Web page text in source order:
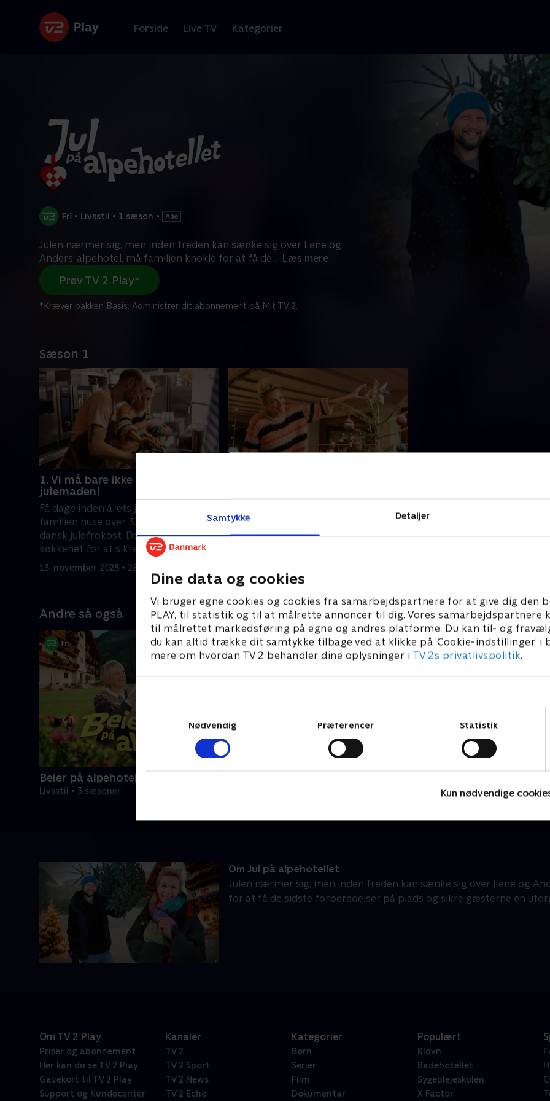
Samtykke Detaljer
Dine data og cookies
Vi bruger egne cookies og cookies fra samarbejdspartnere for at give dig den
PLAY, til statistik og til at målrette annoncer til dig. Vores samarbejdspartnere
til målrettet markedsføring på egne og andres platforme. Du kan til- og
du kan altid trække dit samtykke tilbage ved at klikke på ’Cookie-indstillinger’ i
mere om hvordan TV 2 behandler dine oplysninger i TV 2s privatlivspolitik.
Nødvendig
Præferencer Statistik
Kun nødvendige
Forside Live TV Kategorier
• Livsstil • 1 sæson •
Julen nærmer sig, men inden freden kan sænke sig over Lene og
Anders’ alpehotel, må familien knokle for at få de... Læs mere
Prøv TV 2 Play*
*Kræver pakken Basis. Administrer dit abonnement på Mit TV 2.
Sæson 1
1. Vi må bare ikke ødelægge
julemaden!
Få dage inden årets julerykind skal
familien huse over 35 mand til ægte
dansk julefrokost. Det giver stress i
køkkenet for at sikre den gode
danske julesmag.
13. november 2025 • 28 min
Lene og Anders knokler for at blive
ankommer til hotellet. For Lene er
det særligt afgørende, at juleaften
Andre så også
Beier på alpehotellet
Livsstil • 3 sæsoner
Om Jul på alpehotellet
Julen nærmer sig, men inden freden kan sænke sig over Lene og
for at få de sidste forberedelser på plads og sikre gæsterne en
Om TV 2 Play
Priser og abonnement
Her kan du se TV 2 Play
Gavekort til TV 2 Play
Support og Kundecenter
Kanaler
TV 2
TV 2 Sport
TV 2 News
TV 2 Echo
Kategorier
Børn
Serier
Film
Dokumentar
Populært
Klovn
Badehotellet
Sygeplejeskolen
X Factor